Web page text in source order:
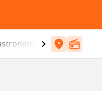
Entretenimento